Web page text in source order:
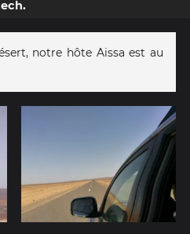
notre hôte Aissa est au